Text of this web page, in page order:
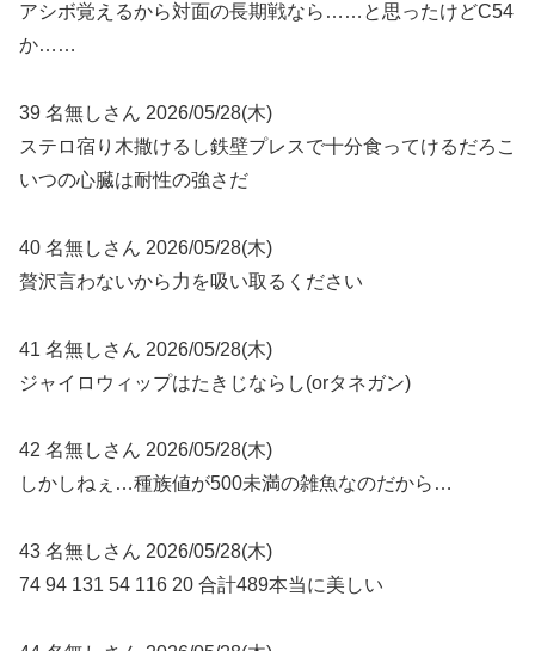
アシボ覚えるから対面の長期戦なら……と思ったけどC54
か……
39 名無しさん 2026/05/28(木)
ステロ宿り木撒けるし鉄壁プレスで十分食ってけるだろこ
いつの心臓は耐性の強さだ
40 名無しさん 2026/05/28(木)
贅沢言わないから力を吸い取るください
41 名無しさん 2026/05/28(木)
ジャイロウィップはたきじならし(orタネガン)
42 名無しさん 2026/05/28(木)
しかしねぇ…種族値が500未満の雑魚なのだから…
43 名無しさん 2026/05/28(木)
74 94 131 54 116 20 合計489本当に美しい